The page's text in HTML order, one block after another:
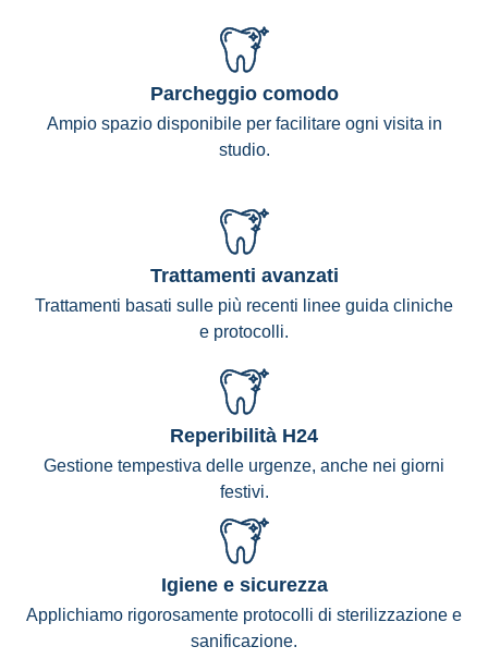
Parcheggio comodo
Ampio spazio disponibile per facilitare ogni visita in
studio.
Trattamenti avanzati
Trattamenti basati sulle più recenti linee guida cliniche
e protocolli.
Reperibilità H24
Gestione tempestiva delle urgenze, anche nei giorni
festivi.
Igiene e sicurezza
Applichiamo rigorosamente protocolli di sterilizzazione e
sanificazione.